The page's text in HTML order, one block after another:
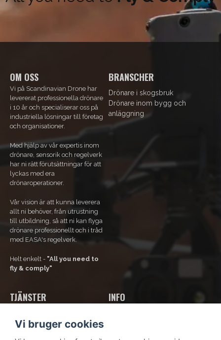
OM OSS
Vi på Scandinavian Drone har
levererat professionella drönare
i 10 år och specialiserar oss på
industriella lösningar till företag
och organisationer.
Med hjälp av vår expertis inom
drönare, sensorik och regelverk
har ni rätt förutsättningar för att
lyckas med era
drönaroperationer.
Vår vision är att kunna leverera
allt ni behöver, från utrustning
till utbildning, så att ni kan flyga
drönare professionellt och i tråd
med EASA's regelverk.
Helt enkelt - "All you need to
fly & comply"
BRANSCHER
Drönare i skogsbruk
Drönare inom bygg och
anläggning
TJÄNSTER
Bliv rammeaftalekunde
INFO
Vi bruger cookies